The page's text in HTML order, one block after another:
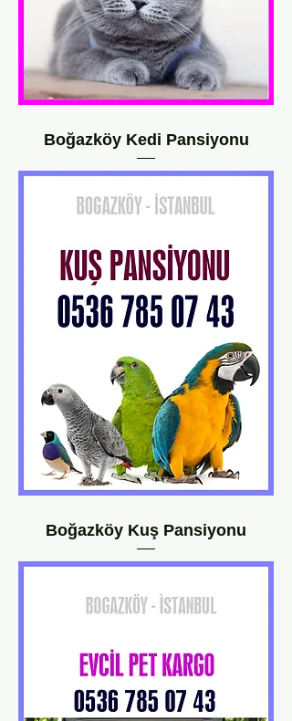
Boğazköy Kedi Pansiyonu
Boğazköy Kuş Pansiyonu